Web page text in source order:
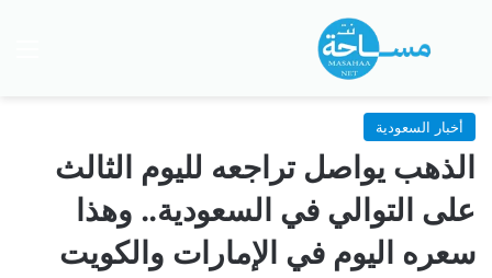
بحث عن
أخبار السعودية
الذهب يواصل تراجعه لليوم الثالث
على التوالي في السعودية.. وهذا
سعره اليوم في الإمارات والكويت